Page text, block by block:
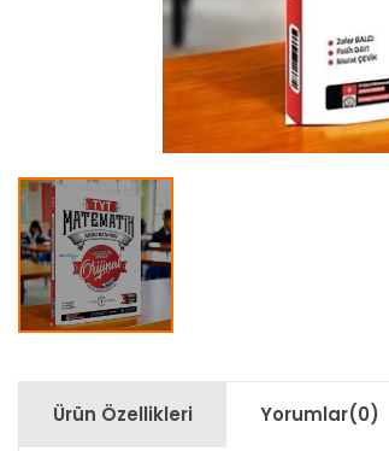
Ürün Özellikleri Yorumlar(0)